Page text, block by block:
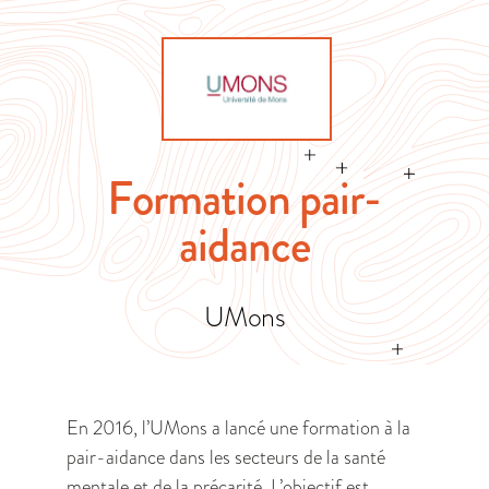
Formation pair-
aidance
UMons
En 2016, l’UMons a lancé une formation à la
pair-aidance dans les secteurs de la santé